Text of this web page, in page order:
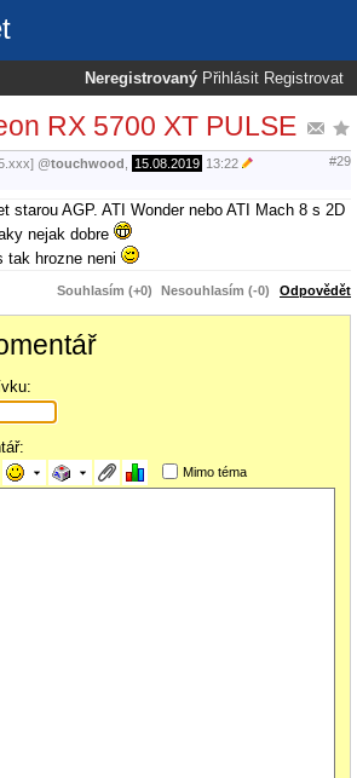
Neregistrovaný Přihlásit Registrovat
RX 5700 XT PULSE
@touchwood 15.08.2019 13:22 #29
starou AGP. ATI Wonder nebo ATI Mach 8 s 2D
nejak dobre
tak hrozne neni
Souhlasím (+0) Nesouhlasím (-0) Odpovědět
Mimo téma